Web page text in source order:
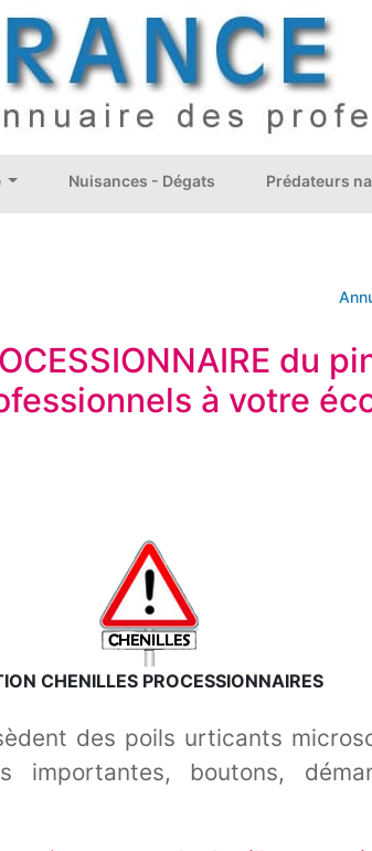
Nuisances - Dégats Prédateurs
du
à votre
PROCESSIONNAIRES
des poils urticants
importantes, boutons,